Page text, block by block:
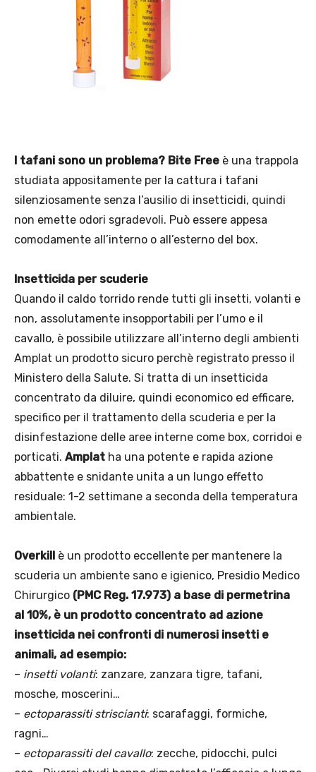
I tafani sono un problema? Bite Free è una trappola
studiata appositamente per la cattura i tafani
silenziosamente senza l’ausilio di insetticidi, quindi
non emette odori sgradevoli. Può essere appesa
comodamente all’interno o all’esterno del box.
Insetticida per scuderie
Quando il caldo torrido rende tutti gli insetti, volanti e
non, assolutamente insopportabili per l’umo e il
cavallo, è possibile utilizzare all’interno degli ambienti
Amplat un prodotto sicuro perchè registrato presso il
Ministero della Salute. Si tratta di un insetticida
concentrato da diluire, quindi economico ed efficare,
specifico per il trattamento della scuderia e per la
disinfestazione delle aree interne come box, corridoi e
porticati. Amplat ha una potente e rapida azione
abbattente e snidante unita a un lungo effetto
residuale: 1-2 settimane a seconda della temperatura
ambientale.
Overkill è un prodotto eccellente per mantenere la
scuderia un ambiente sano e igienico, Presidio Medico
Chirurgico (PMC Reg. 17.973) a base di permetrina
al 10%, è un prodotto concentrato ad azione
insetticida nei confronti di numerosi insetti e
animali, ad esempio:
– insetti volanti: zanzare, zanzara tigre, tafani,
mosche, moscerini…
– ectoparassiti striscianti: scarafaggi, formiche,
ragni…
– ectoparassiti del cavallo: zecche, pidocchi, pulci